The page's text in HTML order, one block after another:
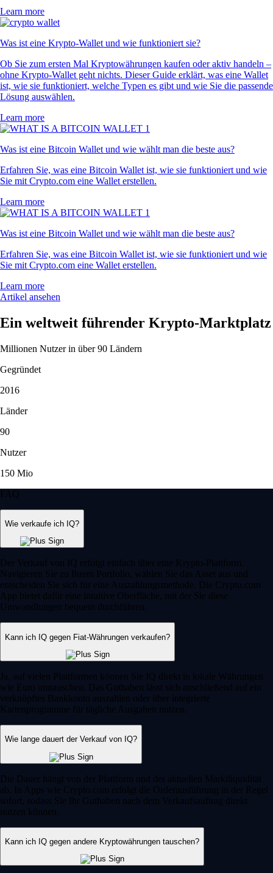
Learn more
Was ist eine Krypto-Wallet und wie funktioniert sie?
Ob Sie zum ersten Mal Kryptowährungen kaufen oder aktiv handeln –
ohne Krypto-Wallet geht nichts. Dieser Guide erklärt, was eine Wallet
ist, wie sie funktioniert, welche Typen es gibt und wie Sie die passende
Lösung auswählen.
Learn more
Was ist eine Bitcoin Wallet und wie wählt man die beste aus?
Erfahren Sie, was eine Bitcoin Wallet ist, wie sie funktioniert und wie
Sie mit Crypto.com eine Wallet erstellen.
Learn more
Was ist eine Bitcoin Wallet und wie wählt man die beste aus?
Erfahren Sie, was eine Bitcoin Wallet ist, wie sie funktioniert und wie
Sie mit Crypto.com eine Wallet erstellen.
Learn more
Artikel ansehen
Ein weltweit führender Krypto-Marktplatz
Millionen Nutzer in über 90 Ländern
Gegründet
2016
Länder
90
Nutzer
150 Mio
FAQ
Wie verkaufe ich IQ?
Der Verkauf von IQ erfolgt einfach über eine Krypto-Plattform.
Navigieren Sie zu Ihrem Portfolio, wählen Sie das Asset aus und
entscheiden Sie sich für eine Auszahlungsmethode. Die Crypto.com
App bietet dafür eine intuitive Oberfläche, mit der Sie diese
Umwandlungen bequem durchführen.
Kann ich IQ gegen Fiat-Währungen verkaufen?
Ja, auf vielen Plattformen können Sie IQ direkt in lokale Währungen
wie Euro umtauschen. Das Guthaben lässt sich anschließend auf ein
verknüpftes Bankkonto auszahlen oder über integrierte
Kartenprogramme für tägliche Ausgaben nutzen.
Wie lange dauert der Verkauf von IQ?
Die Dauer hängt von der Plattform und der aktuellen Marktliquidität
ab. In Apps wie Crypto.com erfolgt die Orderausführung in der Regel
sofort, sodass Sie Ihr Guthaben nach dem Verkaufsauftrag direkt
nutzen können.
Kann ich IQ gegen andere Kryptowährungen tauschen?